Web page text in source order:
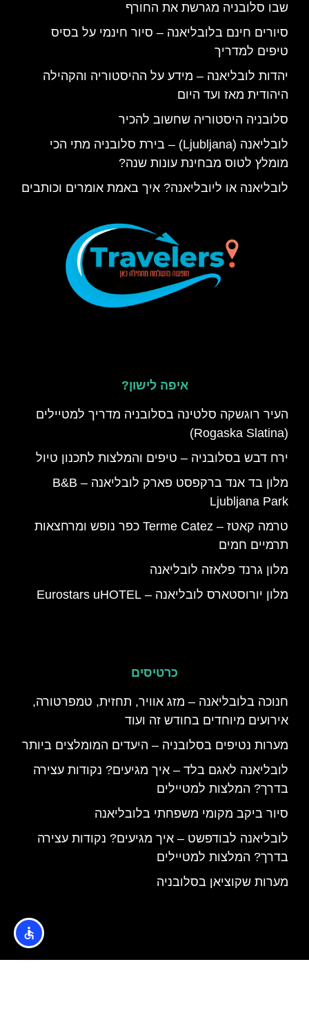
שבו סלובניה מגרשת את החורף
סיורים חינם בלובליאנה – סיור חינמי על בסיס
טיפים למדריך
יהדות לובליאנה – מידע על ההיסטוריה והקהילה
היהודית מאז ועד היום
סלובניה היסטוריה שחשוב להכיר
לובליאנה (Ljubljana) – בירת סלובניה מתי הכי
מומלץ לטוס מבחינת עונות שנה?
לובליאנה או ליובליאנה? איך באמת אומרים וכותבים
איפה לישון?
העיר רוגשקה סלטינה בסלובניה מדריך למטיילים
(Rogaska Slatina)
ירח דבש בסלובניה – טיפים והמלצות לתכנון טיול
מלון בד אנד ברקפסט פארק לובליאנה – B&B
Ljubljana Park
טרמה קאטז – Terme Catez כפר נופש ומרחצאות
תרמיים חמים
מלון גרנד פלאזה לובליאנה
מלון יורוסטארס לובליאנה – Eurostars uHOTEL
כרטיסים
חנוכה בלובליאנה – מזג אוויר, תחזית, טמפרטורה,
אירועים מיוחדים בחודש זה ועוד
מערות נטיפים בסלובניה – היעדים המומלצים ביותר
לובליאנה לאגם בלד – איך מגיעים? נקודות עצירה
בדרך? המלצות למטיילים
סיור ביקב מקומי משפחתי בלובליאנה
לובליאנה לבודפשט – איך מגיעים? נקודות עצירה
בדרך? המלצות למטיילים
מערות שקוציאן בסלובניה